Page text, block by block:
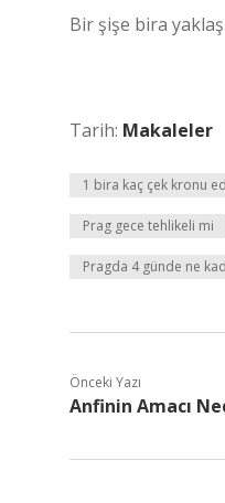
Bir şişe bira
Tarih: Makaleler
1 bira kaç çek kronu
Prag gece tehlikeli mi
Pragda 4 günde ne
Önceki Yazı
Anfinin Amacı